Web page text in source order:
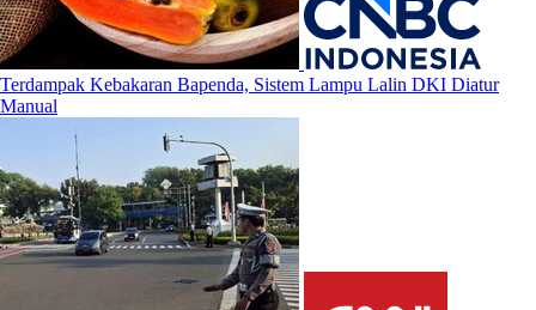
Terdampak Kebakaran Bapenda, Sistem Lampu Lalin DKI Diatur
Manual